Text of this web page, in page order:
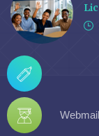
Webmail